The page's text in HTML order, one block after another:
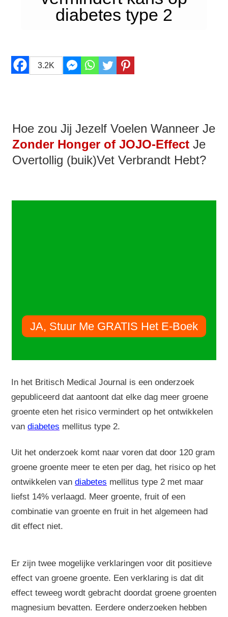
diabetes type 2
3.2K
Hoe zou Jij Jezelf Voelen Wanneer Je
Zonder Honger of JOJO-Effect Je
Overtollig (buik)Vet Verbrandt Hebt?
JA, Stuur Me GRATIS Het E-Boek
In het Britisch Medical Journal is een onderzoek
gepubliceerd dat aantoont dat elke dag meer groene
groente eten het risico vermindert op het ontwikkelen
van diabetes mellitus type 2.
Uit het onderzoek komt naar voren dat door 120 gram
groene groente meer te eten per dag, het risico op het
ontwikkelen van diabetes mellitus type 2 met maar
liefst 14% verlaagd. Meer groente, fruit of een
combinatie van groente en fruit in het algemeen had
dit effect niet.
Er zijn twee mogelijke verklaringen voor dit positieve
effect van groene groente. Een verklaring is dat dit
effect teweeg wordt gebracht doordat groene groenten
magnesium bevatten. Eerdere onderzoeken hebben